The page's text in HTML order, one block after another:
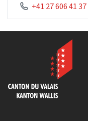
+41 27 606 41 37